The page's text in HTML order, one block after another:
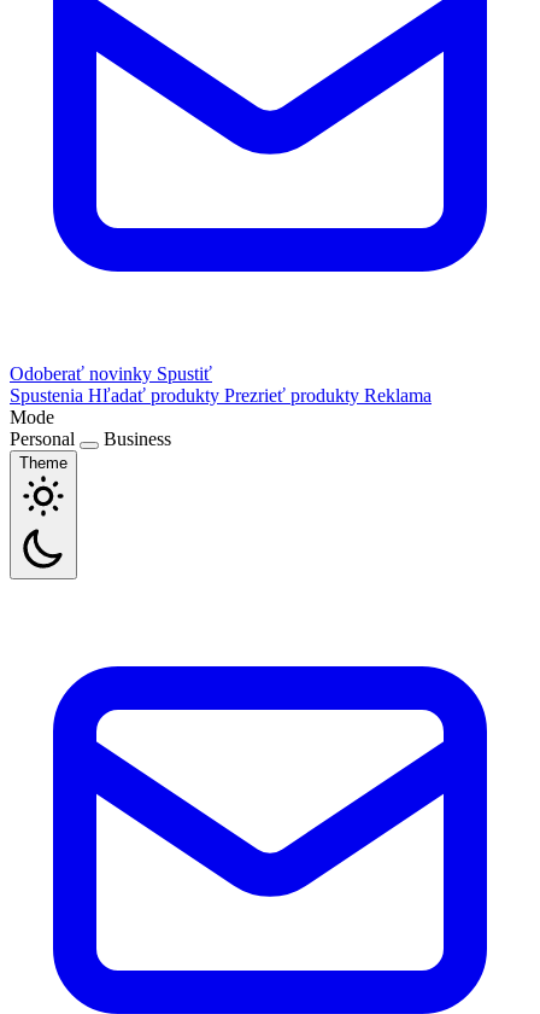
Odoberať novinky Spustiť
Spustenia Hľadať produkty Prezrieť produkty Reklama
Mode
Personal
Business
Theme